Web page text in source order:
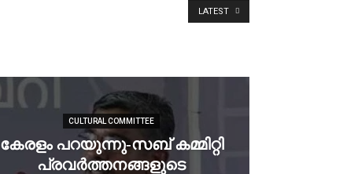
LATEST
CULTURAL COMMITTEE
കേരളം പറയുന്നു-സബ് കമ്മിറ്റി
പ്രവര്‍ത്തനങ്ങളുടെ